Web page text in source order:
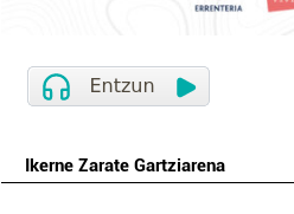
Ikerne Zarate Gartziarena